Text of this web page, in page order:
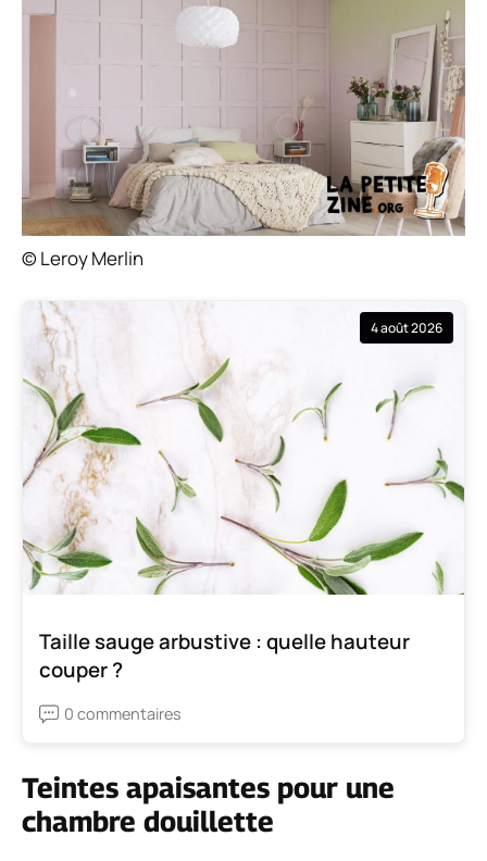
© Leroy Merlin
4 août 2026
Taille sauge arbustive : quelle hauteur
couper ?
0 commentaires
Teintes apaisantes pour une
chambre douillette